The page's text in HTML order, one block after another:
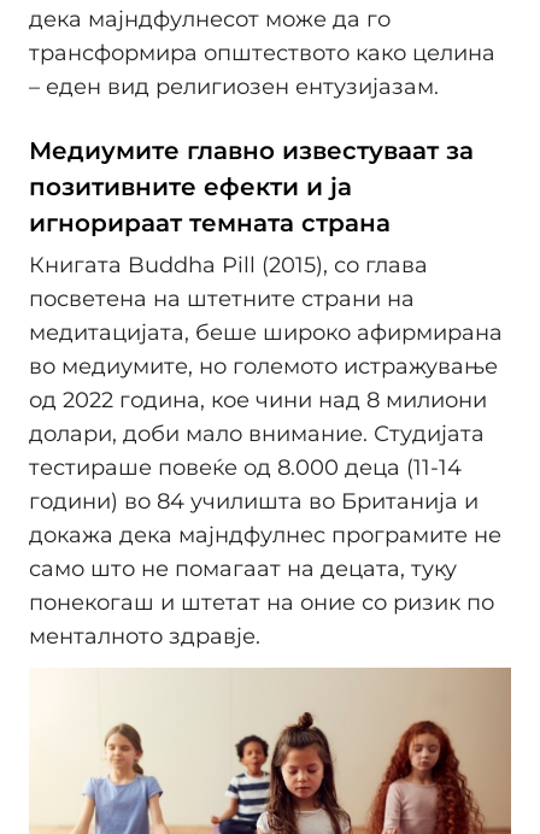
дека мајндфулнесот може да го
трансформира општеството како целина
– еден вид религиозен ентузијазам.
Медиумите главно известуваат за
позитивните ефекти и ја
игнорираат темната страна
Книгата Buddha Pill (2015), со глава
посветена на штетните страни на
медитацијата, беше широко афирмирана
во медиумите, но големото истражување
од 2022 година, кое чини над 8 милиони
долари, доби мало внимание. Студијата
тестираше повеќе од 8.000 деца (11-14
години) во 84 училишта во Британија и
докажа дека мајндфулнес програмите не
само што не помагаат на децата, туку
понекогаш и штетат на оние со ризик по
менталното здравје.